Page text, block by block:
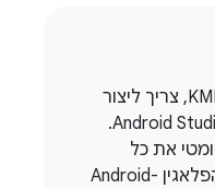
כדי להתחיל את המעבר ל-KMP, צריך ליצור
מודול משותף של KMP ב-Android Studio.
את כל
הפלאגינים הנדרשים, כולל הפלאגין Android-